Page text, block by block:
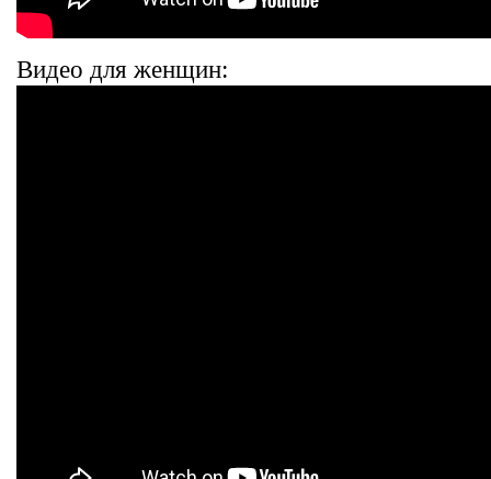
Видео для женщин: